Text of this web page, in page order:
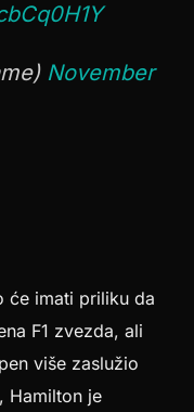
November
će imati priliku da
F1 zvezda, ali
više zaslužio
Hamilton je